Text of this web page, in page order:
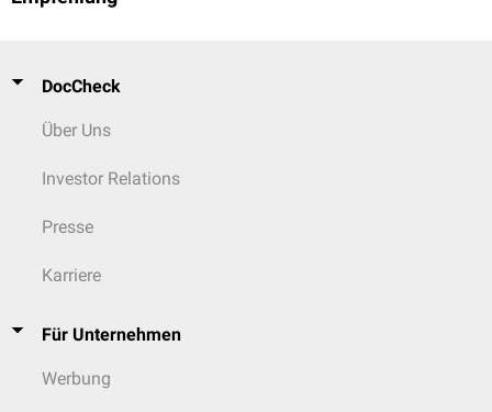
DocCheck
Über Uns
Investor Relations
Presse
Karriere
Für Unternehmen
Werbung